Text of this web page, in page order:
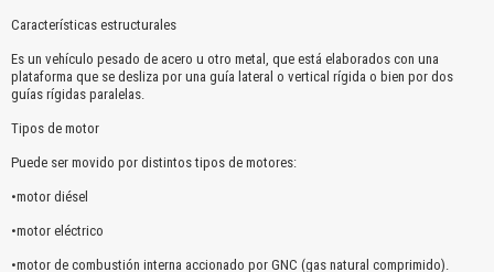
Características estructurales
Es un vehículo pesado de acero u otro metal, que está elaborados con una
plataforma que se desliza por una guía lateral o vertical rígida o bien por dos
guías rígidas paralelas.
Tipos de motor
Puede ser movido por distintos tipos de motores:
•motor diésel
•motor eléctrico
•motor de combustión interna accionado por GNC (gas natural comprimido).